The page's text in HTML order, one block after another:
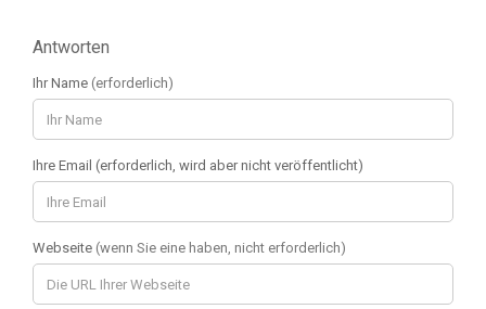
Antworten
Ihr Name (erforderlich)
Ihre Email (erforderlich, wird aber nicht veröffentlicht)
Webseite (wenn Sie eine haben, nicht erforderlich)